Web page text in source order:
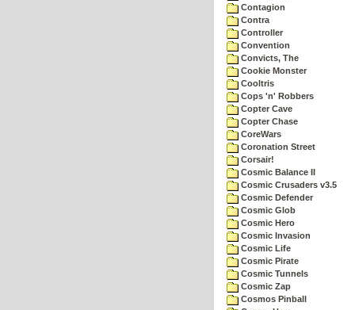
Contagion
Contra
Controller
Convention
Convicts, The
Cookie Monster
Cooltris
Cops 'n' Robbers
Copter Cave
Copter Chase
CoreWars
Coronation Street
Corsair!
Cosmic Balance II
Cosmic Crusaders v3.5
Cosmic Defender
Cosmic Glob
Cosmic Hero
Cosmic Invasion
Cosmic Life
Cosmic Pirate
Cosmic Tunnels
Cosmic Zap
Cosmos Pinball